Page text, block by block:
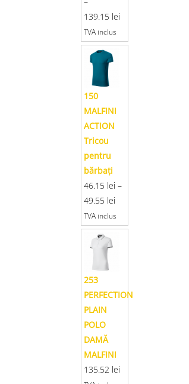
139.15 lei
TVA inclus
150
MALFINI
ACTION
Tricou
pentru
bărbaţi
46.15 lei –
49.55 lei
TVA inclus
253
PERFECTION
PLAIN
POLO
DAMĂ
MALFINI
135.52 lei